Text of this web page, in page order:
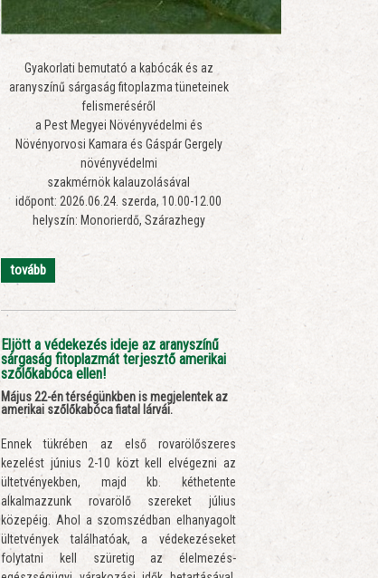
Gyakorlati bemutató a kabócák és az
aranyszínű sárgaság fitoplazma tüneteinek
felismeréséről
a Pest Megyei Növényvédelmi és
Növényorvosi Kamara és Gáspár Gergely
növényvédelmi
szakmérnök kalauzolásával
időpont: 2026.06.24. szerda, 10.00-12.00
helyszín: Monorierdő, Szárazhegy
tovább
Eljött a védekezés ideje az aranyszínű
sárgaság fitoplazmát terjesztő amerikai
szőlőkabóca ellen!
Május 22-én térségünkben is megjelentek az
amerikai szőlőkabóca fiatal lárvái.
Ennek tükrében az első rovarölőszeres
kezelést június 2-10 közt kell elvégezni az
ültetvényekben, majd kb. kéthetente
alkalmazzunk rovarölő szereket július
közepéig. Ahol a szomszédban elhanyagolt
ültetvények találhatóak, a védekezéseket
folytatni kell szüretig az élelmezés-